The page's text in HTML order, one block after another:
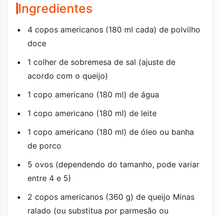
Ingredientes
4 copos americanos (180 ml cada) de polvilho
doce
1 colher de sobremesa de sal (ajuste de
acordo com o queijo)
1 copo americano (180 ml) de água
1 copo americano (180 ml) de leite
1 copo americano (180 ml) de óleo ou banha
de porco
5 ovos (dependendo do tamanho, pode variar
entre 4 e 5)
2 copos americanos (360 g) de queijo Minas
ralado (ou substitua por parmesão ou